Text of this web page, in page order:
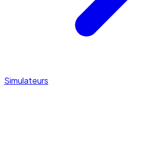
Simulateurs